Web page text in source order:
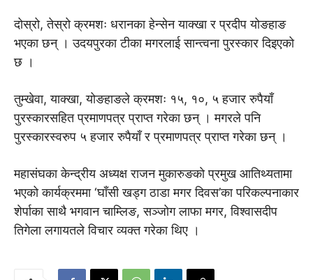
दोस्रो, तेस्रो क्रमशः धरानका हेन्सेन याक्खा र प्रदीप योङहाङ
भएका छन् । उदयपुरका टीका मगरलाई सान्त्वना पुरस्कार दिइएको
छ ।
तुम्खेवा, याक्खा, योङहाङले क्रमशः १५, १०, ५ हजार रुपैयाँ
पुरस्कारसहित प्रमाणपत्र प्राप्त गरेका छन् । मगरले पनि
पुरस्कारस्वरुप ५ हजार रुपैयाँ र प्रमाणपत्र प्राप्त गरेका छन् ।
महासंघका केन्द्रीय अध्यक्ष राजन मुकारुङकाे प्रमुख आतिथ्यतामा
भएको कार्यक्रममा ‘घाँसी खड्ग ठाडा मगर दिवस’का परिकल्पनाकार
शेर्पाका साथै भगवान चाम्लिङ, सञ्जोग लाफा मगर, विश्वासदीप
तिगेला लगायतले विचार व्यक्त गरेका थिए ।